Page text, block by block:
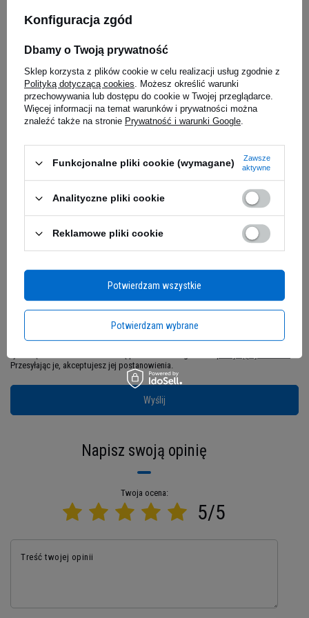
bawełny
to gwarancja przepuszczalności
powietrza i trwałości materiału.
niewielkiej domieszce lycry top będzie świetnie
widoczne, czarne logo nada nieco wyjątkowości.
Wycięty krój koszulki podkreśli efektyciężkich
treningów iuwydatni Twoją muskularną
sylwetkę.Zapewnij sobie pełnię wygody w
dobrym stylu z Tank topem od Gaspari Nutrition.
Kolor:niebieski
Rozmiar:S
Obwód w klatce
piersiowej
99-102 cm
M
104-107 cm
69 cm
OLIMP Tri-Mag B6 - 30tabs
5.00 (20)
13,63 zł
Kup do 20:00 - wysyłka dzisiaj
- White
Zapytaj o produkt
Pytanie
Jeżeli powyższy opis jest dla Ciebie niewystarczający, prześlij nam swoje
pytanie odnośnie tego produktu. Postaramy się odpowiedzieć tak szybko jak
Przesyłając je, akceptujesz jej postanowienia.
Wyślij
Napisz swoją opinię
Twoja ocena:
5/5
Treść twojej opinii
Konfiguracja zgód
Dbamy o Twoją prywatność
Sklep korzysta z plików cookie w celu realizacji usług zgodnie z
Polityką dotyczącą cookies. Możesz określić warunki
przechowywania lub dostępu do cookie w Twojej przeglądarce.
Więcej informacji na temat warunków i prywatności można
znaleźć także na stronie Prywatność i warunki Google.
Funkcjonalne pliki cookie (wymagane)
Zawsze
aktywne
Analityczne pliki cookie
Reklamowe pliki cookie
Potwierdzam wybrane
Potwierdzam wszystkie